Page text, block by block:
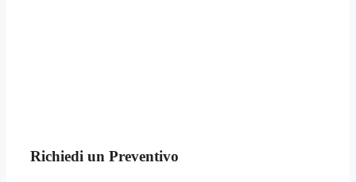
Richiedi un Preventivo